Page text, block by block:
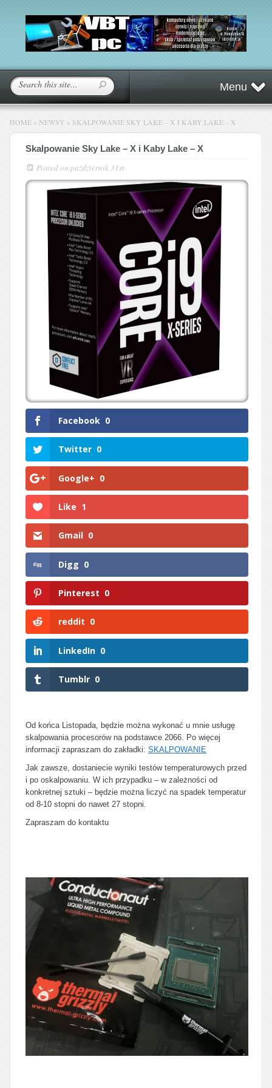
Menu
HOME » NEWSY » SKALPOWANIE SKY LAKE – X I KABY LAKE – X
Skalpowanie Sky Lake – X i Kaby Lake – X
Posted on październik 31st
Facebook 0
Twitter 0
Google+ 0
Like 1
Gmail 0
Digg 0
Pinterest 0
reddit 0
LinkedIn 0
Tumblr 0
Od końca Listopada, będzie można wykonać u mnie usługę
skalpowania procesorów na podstawce 2066. Po więcej
informacji zapraszam do zakładki: SKALPOWANIE
Jak zawsze, dostaniecie wyniki testów temperaturowych przed
i po oskalpowaniu. W ich przypadku – w zależności od
konkretnej sztuki – będzie można liczyć na spadek temperatur
od 8-10 stopni do nawet 27 stopni.
Zapraszam do kontaktu